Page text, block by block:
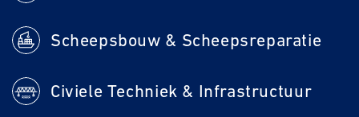
Scheepsbouw & Scheepsreparatie
Civiele Techniek & Infrastructuur